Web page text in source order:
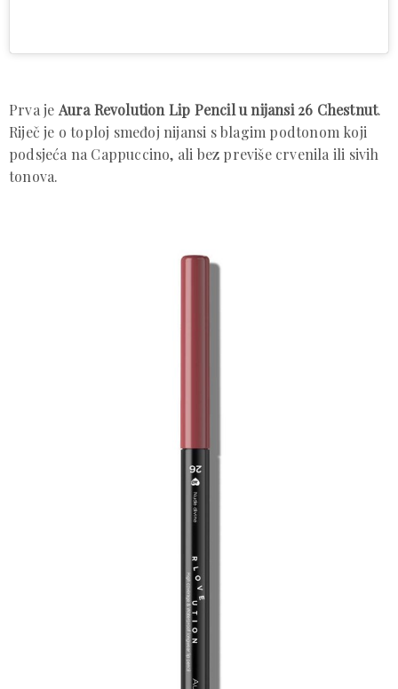
Prva je Aura Revolution Lip Pencil u nijansi 26 Chestnut.
Riječ je o toploj smeđoj nijansi s blagim podtonom koji
podsjeća na Cappuccino, ali bez previše crvenila ili sivih
tonova.